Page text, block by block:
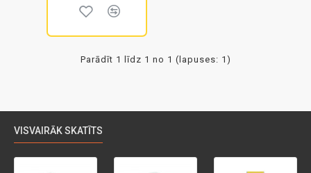
Parādīt 1 līdz 1 no 1 (lapuses: 1)
VISVAIRĀK SKATĪTS